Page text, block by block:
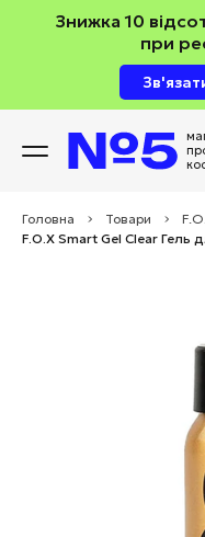
Знижка 10
при
Головна > Товари >
F.O.X Smart Gel Clear Гель